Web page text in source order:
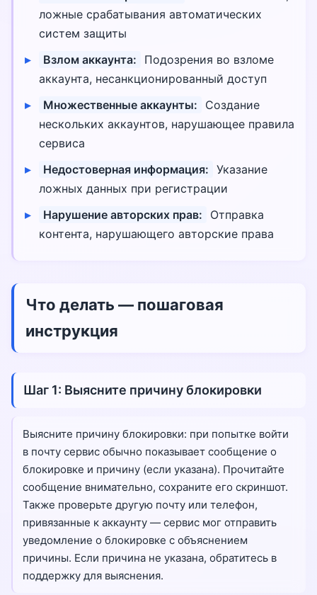
ложные срабатывания автоматических
систем защиты
Взлом аккаунта:
Подозрения во взломе
аккаунта, несанкционированный доступ
Множественные аккаунты:
Создание
нескольких аккаунтов, нарушающее правила
сервиса
Недостоверная информация: Указание
ложных данных при регистрации
Нарушение авторских прав:
Отправка
контента, нарушающего авторские права
Что делать — пошаговая
инструкция
Шаг 1: Выясните причину блокировки
Выясните причину блокировки: при попытке войти
в почту сервис обычно показывает сообщение о
блокировке и причину (если указана). Прочитайте
сообщение внимательно, сохраните его скриншот.
Также проверьте другую почту или телефон,
привязанные к аккаунту — сервис мог отправить
уведомление о блокировке с объяснением
причины. Если причина не указана, обратитесь в
поддержку для выяснения.